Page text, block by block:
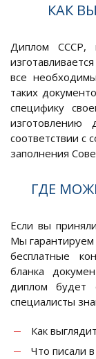
КАК
Диплом СССР,
все
таких
специфику
изготовлению
соответствии с
заполнения
ГДЕ
Если вы
Мы
бесплатные
бланка
диплом будет
специалисты
Как
Что писали